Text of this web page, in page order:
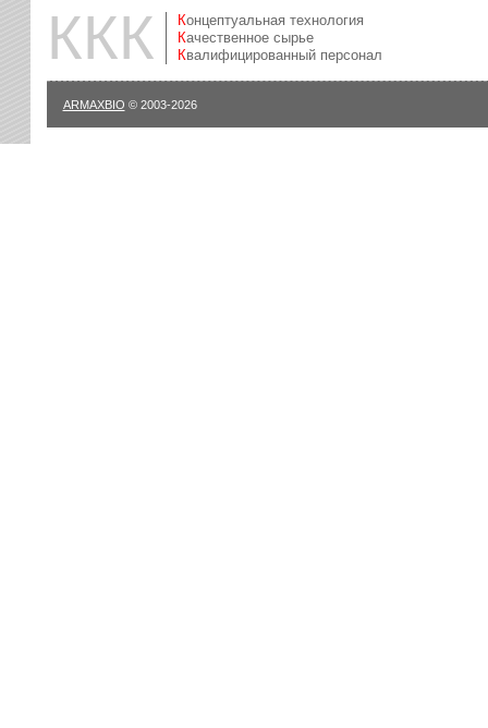
ККК
Концептуальная технология
Качественное сырье
Квалифицированный персонал
ARMAXBIO © 2003-2026